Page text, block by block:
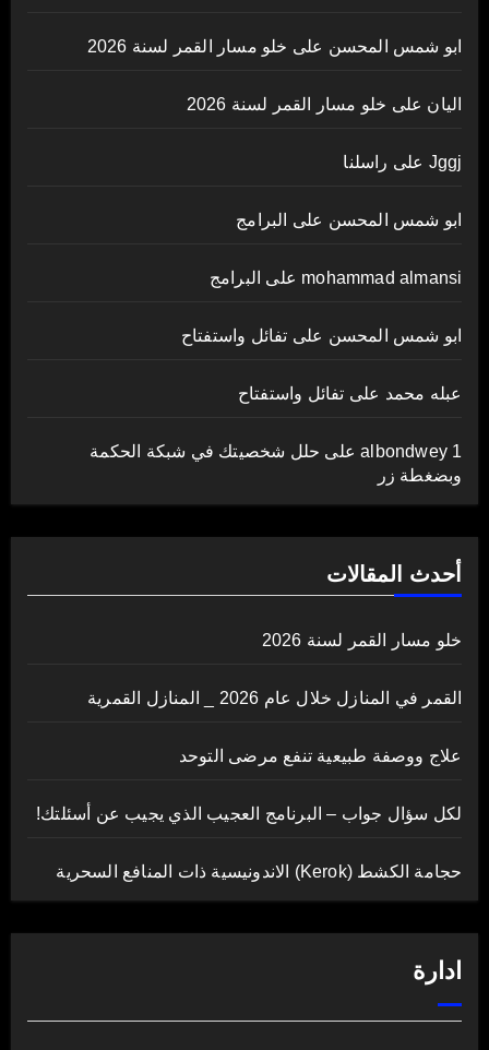
ابو شمس المحسن على خلو مسار القمر لسنة 2026
اليان على خلو مسار القمر لسنة 2026
Jggj على راسلنا
ابو شمس المحسن على البرامج
mohammad almansi على البرامج
ابو شمس المحسن على تفائل واستفتاح
عبله محمد على تفائل واستفتاح
albondwey 1على حلل شخصيتك في شبكة الحكمة
وبضغطة زر
أحدث المقالات
خلو مسار القمر لسنة 2026
القمر في المنازل خلال عام 2026 _ المنازل القمرية
علاج ووصفة طبيعية تنفع مرضى التوحد
لكل سؤال جواب – البرنامج العجيب الذي يجيب عن أسئلتك!
حجامة الكشط (Kerok) الاندونيسية ذات المنافع السحرية
ادارة